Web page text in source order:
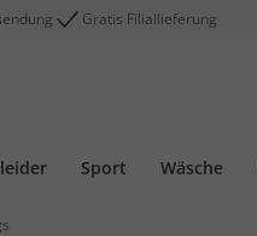
Gratis Filiallieferung
Sport Wäsche